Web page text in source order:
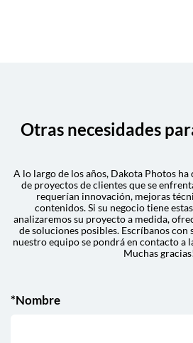
Otras necesidades
A lo largo de los años, Dakota Photos
de proyectos de clientes que se
requerían innovación, mejoras
contenidos. Si su negocio tiene
analizaremos su proyecto a medida,
de soluciones posibles. Escríbanos con
nuestro equipo se pondrá en contacto a
Muchas gracias!
*Nombre